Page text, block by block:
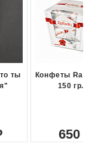
ты
Конфеты
150 гр.
650